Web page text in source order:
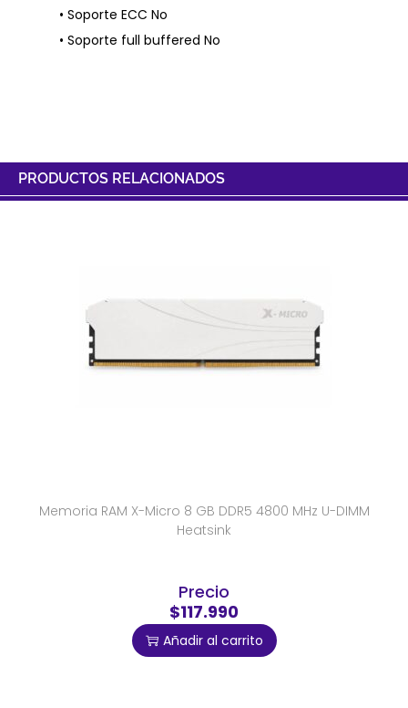
• Soporte ECC No
• Soporte full buffered No
PRODUCTOS RELACIONADOS
Memoria RAM X-Micro 8 GB DDR5 4800 MHz U-DIMM
Heatsink
Precio
$117.990
Añadir al carrito